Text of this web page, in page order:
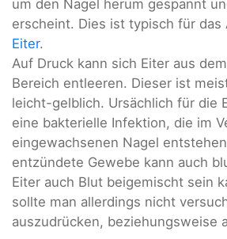
um den Nagel herum gespannt
erscheint. Dies ist typisch für das
Eiter.
Auf Druck kann sich Eiter aus
Bereich entleeren. Dieser ist
leicht-gelblich. Ursächlich für die
eine bakterielle Infektion, die im
eingewachsenen Nagel
entzündete Gewebe kann auch
Eiter auch Blut beigemischt sein
sollte man allerdings nicht
auszudrücken, beziehungsweise